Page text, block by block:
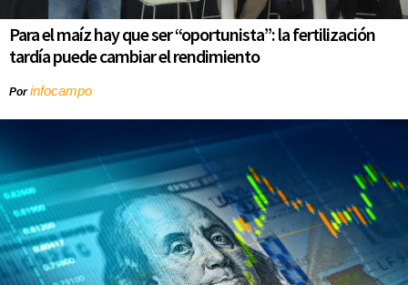
Para el maíz hay que ser “oportunista”: la fertilización
tardía puede cambiar el rendimiento
Porinfocampo